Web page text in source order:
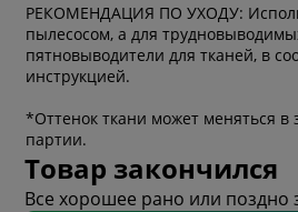
РЕКОМЕНДАЦИЯ ПО УХОДУ:
пылесосом, а для
пятновыводители для тканей, в
инструкцией.
*Оттенок ткани может меняться в
партии.
Товар закончился
Все хорошее рано или поздно